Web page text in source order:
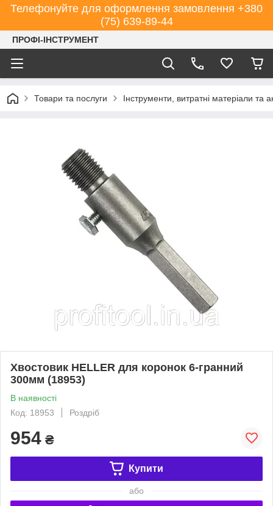
Телефонуйте для оформлення замовлення +380
(75) 639-89-44
ПРОФІ-ІНСТРУМЕНТ
Товари та послуги Інструменти, витратні матеріали та
Хвостовик HELLER для коронок 6-гранний
300мм (18953)
В наявності
Код: 18953
Роздріб
954 ₴
Купити
або